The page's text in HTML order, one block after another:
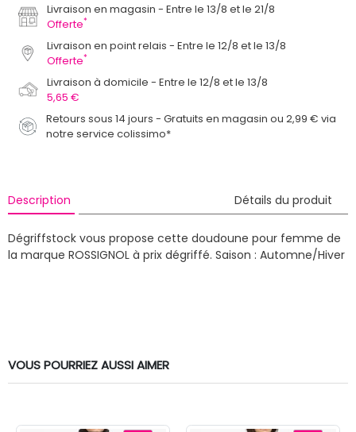
Livraison en magasin
Entre le 13/8 et le 21/8
Offerte*
Livraison en point relais
Entre le 12/8 et le 13/8
Offerte*
Livraison à domicile
Entre le 12/8 et le 13/8
5,65 €
Retours sous 14 jours - Gratuits en magasin ou 2,99 € via
notre service colissimo*
Description Détails du produit
Dégriffstock vous propose cette doudoune pour femme de
la marque ROSSIGNOL à prix dégriffé. Saison : Automne/Hiver
VOUS POURRIEZ AUSSI AIMER